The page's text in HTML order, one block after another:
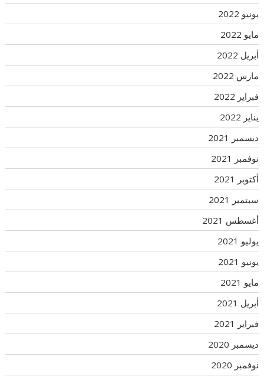
يونيو 2022
مايو 2022
أبريل 2022
مارس 2022
فبراير 2022
يناير 2022
ديسمبر 2021
نوفمبر 2021
أكتوبر 2021
سبتمبر 2021
أغسطس 2021
يوليو 2021
يونيو 2021
مايو 2021
أبريل 2021
فبراير 2021
ديسمبر 2020
نوفمبر 2020